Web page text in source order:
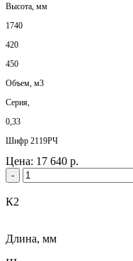
Высота, мм
1740
420
450
Объем, м3
Серия,
0,33
Шифр 2119РЧ
Цена: 17 640 р.
-
К2
Длина, мм